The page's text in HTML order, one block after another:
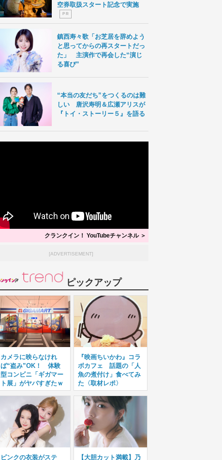
空券取扱スタート記念で実施
P R
鎮西寿々歌「お芝居を辞めよう
と思ってからの再スタートだっ
た」 主演作で再会した“演じ
る喜び”
“本当の友だち”をつくるのは難
しい 唐沢寿明＆広瀬アリスが
『トイ・ストーリー５』を語る
クランクイン！ YouTubeチャンネル ＞
[ADVERTISEMENT]
ピックアップ
カメラに映らなけれ
ば“盗み”OK！ 体験
型コンビニ「ギガマー
ト展」がヤバすぎたｗ
『映画ちいかわ』コラ
ボカフェ 話題の「人
魚の煮付け」食べてみ
た〈取材レポ〉
ピンクの衣装がステ 【大胆カット満載】乃